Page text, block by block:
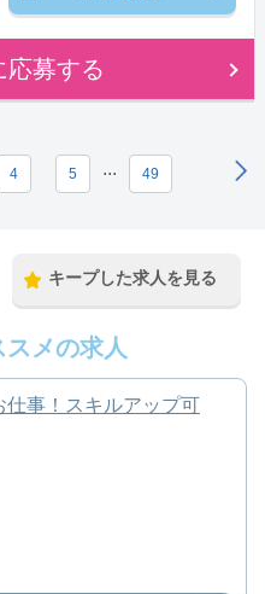
応募する
4 5 ... 49
キープした求人を見る
メの求人
事！スキルアップ可